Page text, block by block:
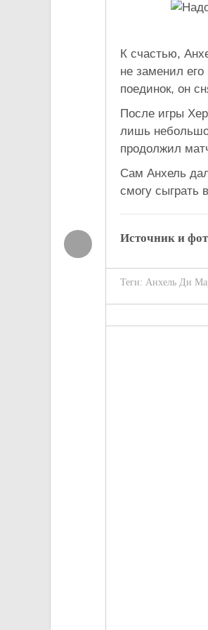
К счастью,
не заменил
поединок, он
После игры
лишь
продолжил
Сам Анхель
смогу сыграть
Источник и
Теги: Анхель Ди